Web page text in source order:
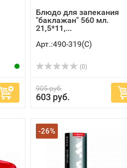
Блюдо для запекания
"баклажан" 560 мл.
21,5*11,...
Арт.:490-319(C)
(0)
905 руб.
603 руб.
-26%